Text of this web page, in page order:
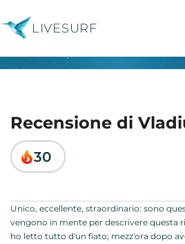
LIVESURF
Recensione di
30
Unico, eccellente, straordinario: sono
vengono in mente per descrivere questa
ho letto tutto d'un fiato; mezz'ora dopo